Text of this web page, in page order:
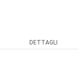
DETTAGLI